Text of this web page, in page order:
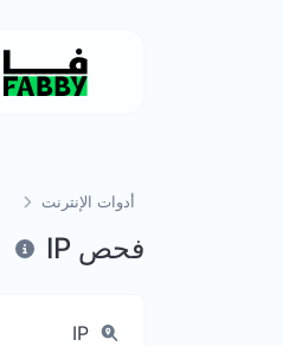
أدوات الإنترنت
فحص IP
IP